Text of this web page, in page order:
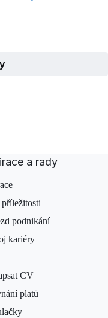
a rady
podnikání
kariéry
CV
platů